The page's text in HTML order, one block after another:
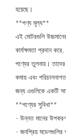
হয়েছে।
**পণ্য মূল্য**
এই মোটরগুলি
কার্যক্ষমতা প্রদান
পণ্যের তুলনায়। তাদের
কমায় এবং
জন্য এগুলিকে একটি
**পণ্যের সুবিধা**
- উন্নত মানের
- জনপ্রিয় মডেলগুলির